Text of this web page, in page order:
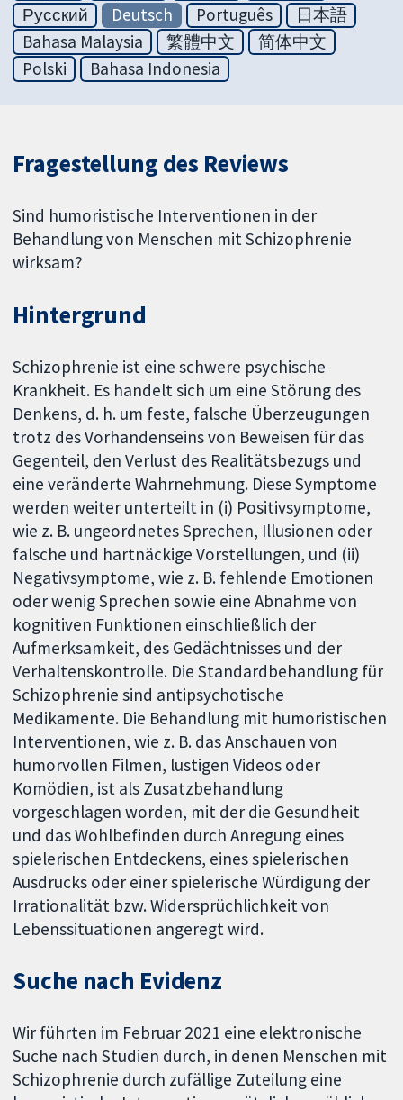
Русский
Deutsch Português
日本語
Bahasa Malaysia
繁體中文
简体中文
Polski
Bahasa Indonesia
Fragestellung des Reviews
Sind humoristische Interventionen in der
Behandlung von Menschen mit Schizophrenie
wirksam?
Hintergrund
Schizophrenie ist eine schwere psychische
Krankheit. Es handelt sich um eine Störung des
Denkens, d. h. um feste, falsche Überzeugungen
trotz des Vorhandenseins von Beweisen für das
Gegenteil, den Verlust des Realitätsbezugs und
eine veränderte Wahrnehmung. Diese Symptome
werden weiter unterteilt in (i) Positivsymptome,
wie z. B. ungeordnetes Sprechen, Illusionen oder
falsche und hartnäckige Vorstellungen, und (ii)
Negativsymptome, wie z. B. fehlende Emotionen
oder wenig Sprechen sowie eine Abnahme von
kognitiven Funktionen einschließlich der
Aufmerksamkeit, des Gedächtnisses und der
Verhaltenskontrolle. Die Standardbehandlung für
Schizophrenie sind antipsychotische
Medikamente. Die Behandlung mit humoristischen
Interventionen, wie z. B. das Anschauen von
humorvollen Filmen, lustigen Videos oder
Komödien, ist als Zusatzbehandlung
vorgeschlagen worden, mit der die Gesundheit
und das Wohlbefinden durch Anregung eines
spielerischen Entdeckens, eines spielerischen
Ausdrucks oder einer spielerische Würdigung der
Irrationalität bzw. Widersprüchlichkeit von
Lebenssituationen angeregt wird.
Suche nach Evidenz
Wir führten im Februar 2021 eine elektronische
Suche nach Studien durch, in denen Menschen mit
Schizophrenie durch zufällige Zuteilung eine